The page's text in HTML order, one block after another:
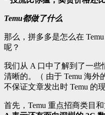
Temu都做了什么
那么，拼多多是怎么在
呢？
我们从 A 口中了解到了一些
清晰的。（ 由于 Temu 海
不保证文章发出时 Temu 的
首先，Temu 重点招商类目